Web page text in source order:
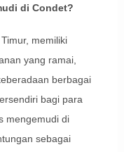
di Condet?
memiliki
yang ramai,
berbagai
bagi para
mengemudi di
sebagai